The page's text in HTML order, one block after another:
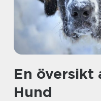
En översikt
Hund